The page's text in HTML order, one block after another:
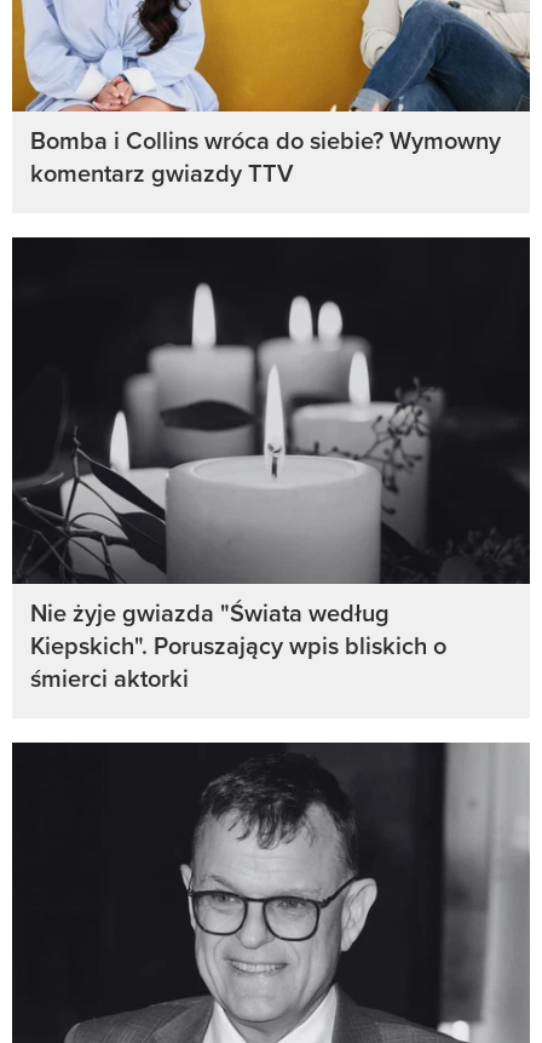
Bomba i Collins wróca do siebie? Wymowny
komentarz gwiazdy TTV
Nie żyje gwiazda "Świata według
Kiepskich". Poruszający wpis bliskich o
śmierci aktorki